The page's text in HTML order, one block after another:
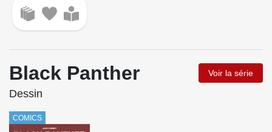
Black Panther Voir la série
Dessin
COMICS